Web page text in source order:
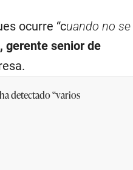
ocurre “cuando no se
gerente senior de
detectado “varios